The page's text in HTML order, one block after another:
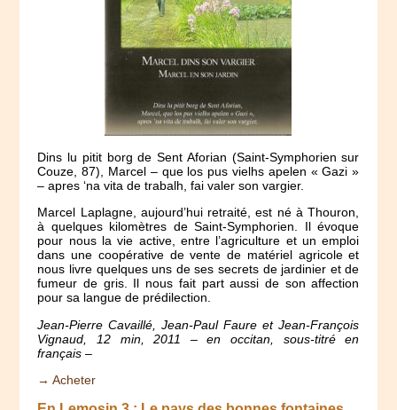
Dins lu pitit borg de Sent Aforian (Saint-Symphorien sur
Couze, 87), Marcel – que los pus vielhs apelen « Gazi »
– apres ‘na vita de trabalh, fai valer son vargier.
Marcel Laplagne, aujourd’hui retraité, est né à Thouron,
à quelques kilomètres de Saint-Symphorien. Il évoque
pour nous la vie active, entre l’agriculture et un emploi
dans une coopérative de vente de matériel agricole et
nous livre quelques uns de ses secrets de jardinier et de
fumeur de gris. Il nous fait part aussi de son affection
pour sa langue de prédilection.
Jean-Pierre Cavaillé, Jean-Paul Faure et Jean-François
Vignaud, 12 min, 2011 – en occitan, sous-titré en
français –
→ Acheter